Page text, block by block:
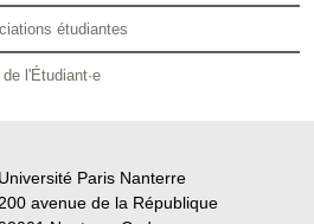
étudiantes
l'Étudiant·e
Université Paris Nanterre
200 avenue de la République